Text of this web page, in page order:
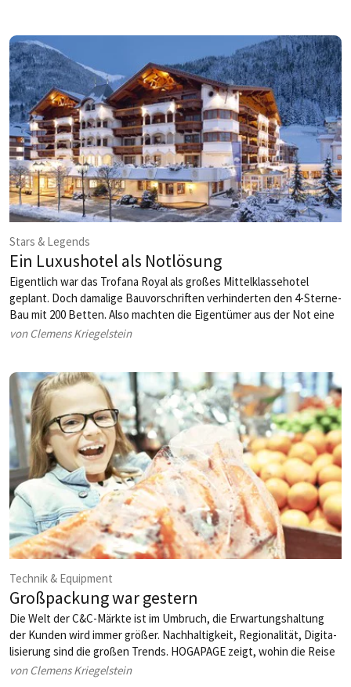
Stars & Legends
Ein Luxushotel als Notlösung
Eigentlich war das Trofana Royal als großes Mittelklassehotel
geplant. Doch damalige Bauvorschriften verhinderten den 4-Sterne-
Bau mit 200 Betten. Also machten die Eigentümer aus der Not eine
Tugend, halbierten die Bettenanzahl, verdoppelten dafür die
Österreichs Ferien­hotellerie.
von Clemens Kriegelstein
Technik & Equipment
Großpackung war gestern
Die Welt der C&C-Märkte ist im Umbruch, die Erwartungshaltung
der Kunden wird immer größer. Nachhaltigkeit, Regionalität, Digita­
lisierung sind die großen Trends. HOGAPAGE zeigt, wohin die Reise
geht.
von Clemens Kriegelstein